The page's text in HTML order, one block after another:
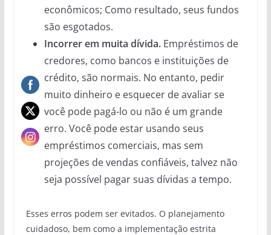
econômicos; Como resultado, seus fundos
são esgotados.
Incorrer em muita dívida. Empréstimos de
credores, como bancos e instituições de
crédito, são normais. No entanto, pedir
muito dinheiro e esquecer de avaliar se
você pode pagá-lo ou não é um grande
erro. Você pode estar usando seus
empréstimos comerciais, mas sem
projeções de vendas confiáveis, talvez não
seja possível pagar suas dívidas a tempo.
Esses erros podem ser evitados. O planejamento
cuidadoso, bem como a implementação estrita